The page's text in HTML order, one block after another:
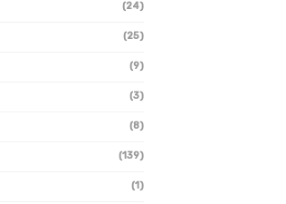
(24)
(25)
(9)
(3)
(8)
(139)
(1)